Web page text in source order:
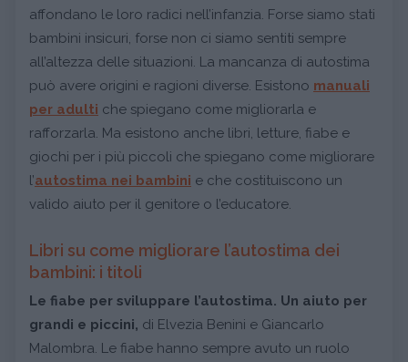
affondano le loro radici nell’infanzia. Forse siamo stati
bambini insicuri, forse non ci siamo sentiti sempre
all’altezza delle situazioni. La mancanza di autostima
può avere origini e ragioni diverse. Esistono manuali
per adulti che spiegano come migliorarla e
rafforzarla. Ma esistono anche libri, letture, fiabe e
giochi per i più piccoli che spiegano come migliorare
l’autostima nei bambini e che costituiscono un
valido aiuto per il genitore o l’educatore.
Libri su come migliorare l’autostima dei
bambini: i titoli
Le fiabe per sviluppare l’autostima. Un aiuto per
grandi e piccini, di Elvezia Benini e Giancarlo
Malombra. Le fiabe hanno sempre avuto un ruolo